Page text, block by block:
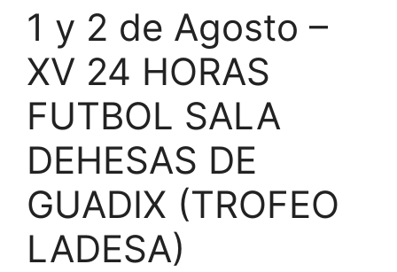
1 y 2 de Agosto –
XV 24 HORAS
FUTBOL SALA
DEHESAS DE
GUADIX (TROFEO
LADESA)